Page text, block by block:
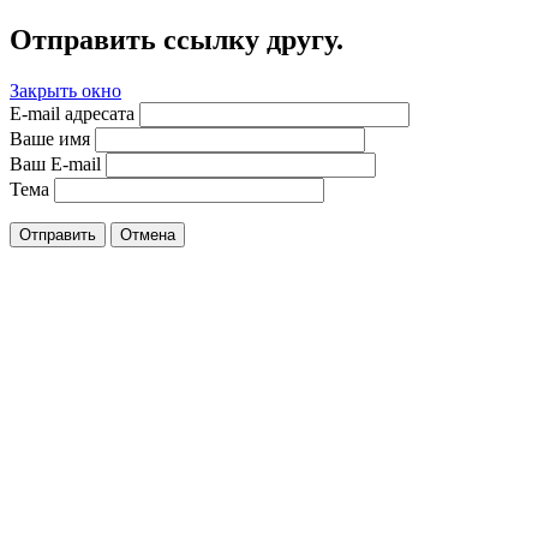
Отправить ссылку другу.
Закрыть окно
E-mail адресата
Ваше имя
Ваш E-mail
Тема
Отправить Отмена